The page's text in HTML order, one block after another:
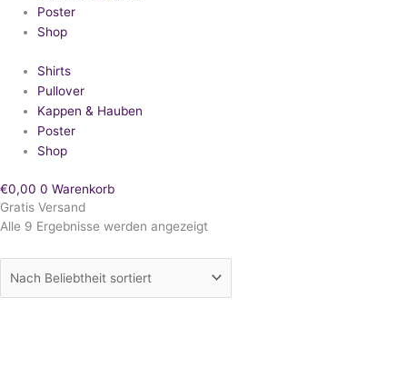
Poster
Shop
Shirts
Pullover
Kappen & Hauben
Poster
Shop
€0,00 0 Warenkorb
Gratis Versand
Alle 9 Ergebnisse werden angezeigt